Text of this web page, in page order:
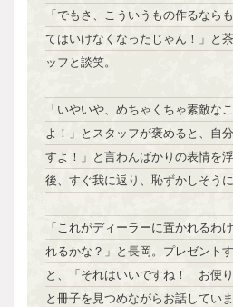
「でもさ、こういうもの作るなら
てはいけなくなったじゃん！」と
ッフと談笑。
「いやいや、めちゃくちゃ素敵な
よ！」とスタッフが褒めると、自
すよ！」と言わんばかりの表情を
後、すぐ我に返り、恥ずかしそうに
「これがディーラーに置かれるわ
れるかな？」と長岡。プレゼント
と、「それはいいですね！ お便り
と冊子を見つめながらお話していま